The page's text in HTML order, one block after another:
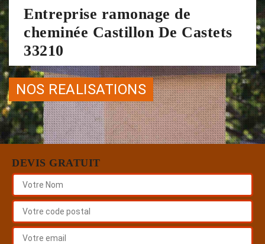
Entreprise ramonage de
cheminée Castillon De Castets
33210
NOS REALISATIONS
DEVIS GRATUIT